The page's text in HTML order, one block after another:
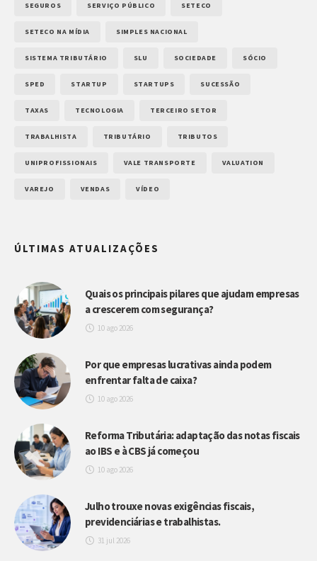
SEGUROS SERVIÇO PÚBLICO SETECO
SETECO NA MÍDIA SIMPLES NACIONAL
SISTEMA TRIBUTÁRIO SLU SOCIEDADE SÓCIO
SPED STARTUP STARTUPS SUCESSÃO
TAXAS TECNOLOGIA TERCEIRO SETOR
TRABALHISTA TRIBUTÁRIO TRIBUTOS
UNIPROFISSIONAIS VALE TRANSPORTE VALUATION
VAREJO VENDAS VÍDEO
ÚLTIMAS ATUALIZAÇÕES
Quais os principais pilares que ajudam empresas
a crescerem com segurança?
10 ago 2026
Por que empresas lucrativas ainda podem
enfrentar falta de caixa?
10 ago 2026
Reforma Tributária: adaptação das notas fiscais
ao IBS e à CBS já começou
10 ago 2026
Julho trouxe novas exigências fiscais,
previdenciárias e trabalhistas.
31 jul 2026